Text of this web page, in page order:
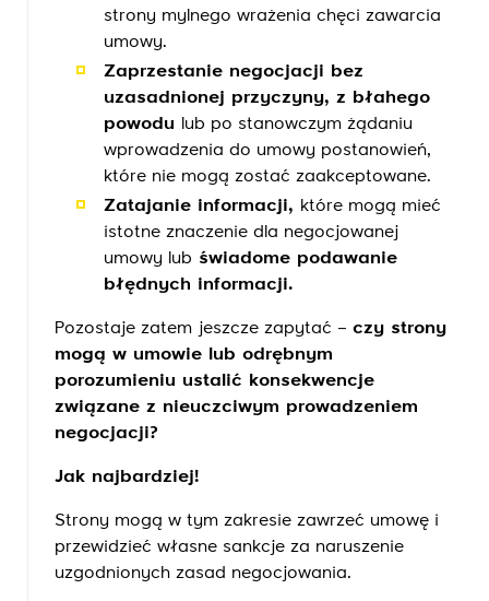
strony mylnego wrażenia chęci zawarcia
umowy.
Zaprzestanie negocjacji bez
uzasadnionej przyczyny, z błahego
powodu
lub po stanowczym żądaniu
wprowadzenia do umowy postanowień,
które nie mogą zostać zaakceptowane.
Zatajanie informacji, które mogą mieć
istotne znaczenie dla negocjowanej
umowy lub świadome podawanie
błędnych informacji.
Pozostaje zatem jeszcze zapytać – czy strony
mogą w umowie lub odrębnym
porozumieniu ustalić konsekwencje
związane z nieuczciwym prowadzeniem
negocjacji?
Jak najbardziej!
Strony mogą w tym zakresie zawrzeć umowę i
przewidzieć własne sankcje za naruszenie
uzgodnionych zasad negocjowania.